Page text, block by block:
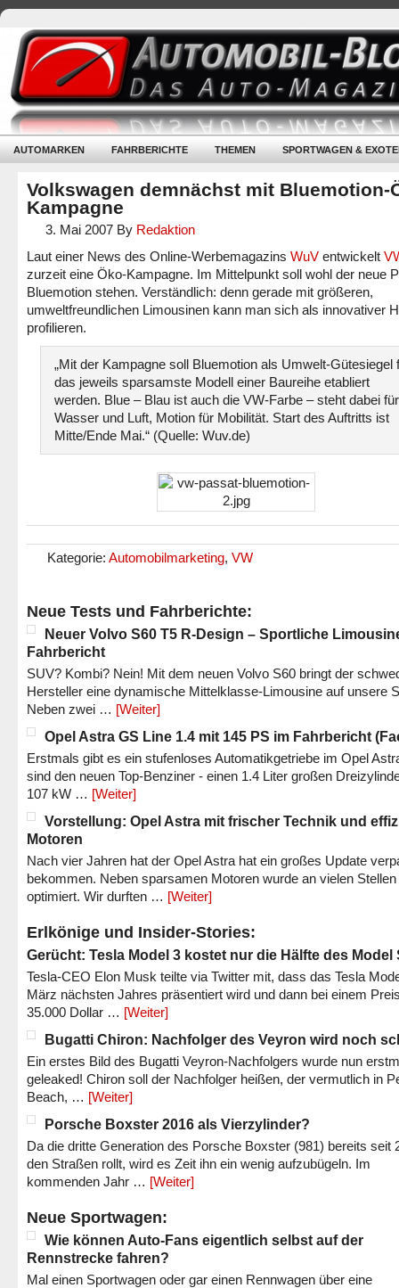
AUTOMARKEN FAHRBERICHTE THEMEN SPORTWAGEN &
Volkswagen demnächst mit Bluemotion-
Kampagne
3. Mai 2007 By Redaktion
Laut einer News des Online-Werbemagazins WuV entwickelt
zurzeit eine Öko-Kampagne. Im Mittelpunkt soll wohl der neue
Bluemotion stehen. Verständlich: denn gerade mit größeren,
umweltfreundlichen Limousinen kann man sich als innovativer
profilieren.
„Mit der Kampagne soll Bluemotion als Umwelt-Gütesiegel
das jeweils sparsamste Modell einer Baureihe etabliert
werden. Blue – Blau ist auch die VW-Farbe – steht dabei für
Wasser und Luft, Motion für Mobilität. Start des Auftritts ist
Mitte/Ende Mai.“ (Quelle: Wuv.de)
Kategorie: Automobilmarketing, VW
Neue Tests und Fahrberichte:
Neuer Volvo S60 T5 R-Design – Sportliche
Fahrbericht
SUV? Kombi? Nein! Mit dem neuen Volvo S60 bringt der
Hersteller eine dynamische Mittelklasse-Limousine auf unsere
Neben zwei … [Weiter]
Opel Astra GS Line 1.4 mit 145 PS im Fahrbericht
Erstmals gibt es ein stufenloses Automatikgetriebe im Opel
sind den neuen Top-Benziner - einen 1.4 Liter großen
107 kW … [Weiter]
Vorstellung: Opel Astra mit frischer Technik und
Motoren
Nach vier Jahren hat der Opel Astra hat ein großes Update
bekommen. Neben sparsamen Motoren wurde an vielen Stellen
optimiert. Wir durften … [Weiter]
Erlkönige und Insider-Stories:
Gerücht: Tesla Model 3 kostet nur die Hälfte des Model
Tesla-CEO Elon Musk teilte via Twitter mit, dass das Tesla
März nächsten Jahres präsentiert wird und dann bei einem
35.000 Dollar … [Weiter]
Bugatti Chiron: Nachfolger des Veyron wird noch
Ein erstes Bild des Bugatti Veyron-Nachfolgers wurde nun
geleaked! Chiron soll der Nachfolger heißen, der vermutlich in
Beach, … [Weiter]
Porsche Boxster 2016 als Vierzylinder?
Da die dritte Generation des Porsche Boxster (981) bereits seit
den Straßen rollt, wird es Zeit ihn ein wenig aufzubügeln. Im
kommenden Jahr … [Weiter]
Neue Sportwagen:
Wie können Auto-Fans eigentlich selbst auf der
Rennstrecke fahren?
Mal einen Sportwagen oder gar einen Rennwagen über eine